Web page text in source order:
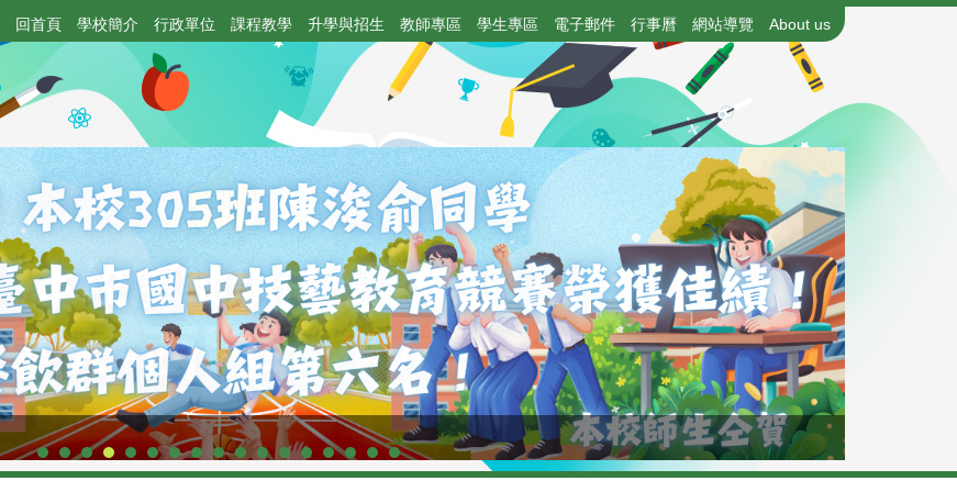
回首頁 學校簡介 行政單位 課程教學 升學與招生 教師專區 學生專區 電子郵件 行事曆 網站導覽 About us